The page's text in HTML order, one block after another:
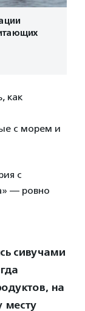
как
с морем и
с
— ровно
сивучами
на
месту